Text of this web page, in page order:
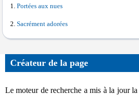
Portées aux nues
Sacrément adorées
Créateur de la page
Le moteur de recherche a mis à la jour